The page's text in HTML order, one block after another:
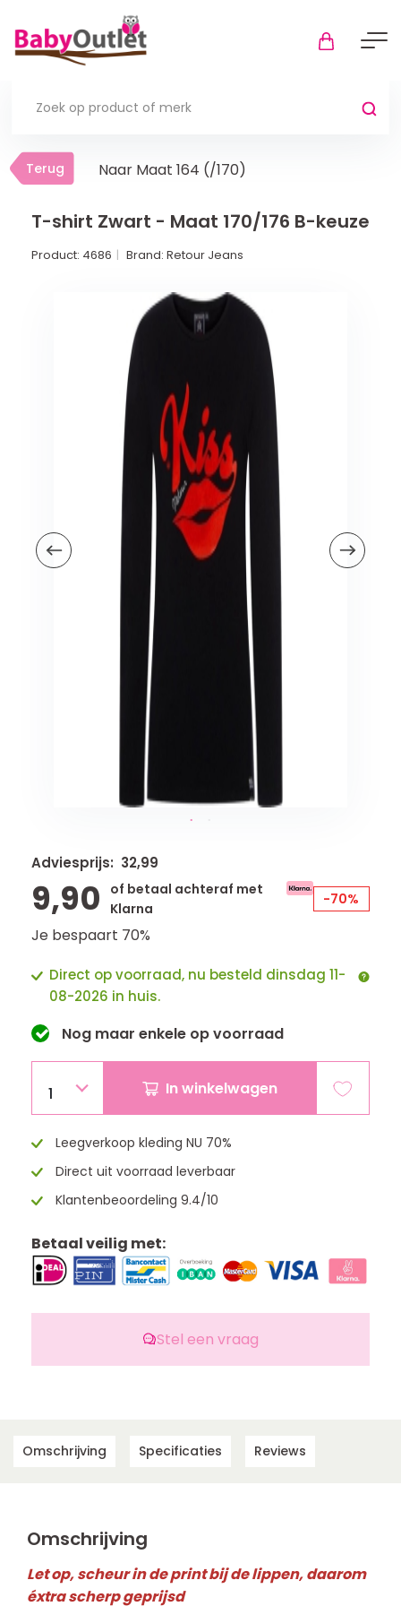
Terug
Thuis
In de box
Boxmatrassen en hoeslakens
Veiligheid in en om huis
Veiligheid in huis
Veiligheid buiten de deur
Meer
Schommelstoelen en wipstoeltjes
Terug Naar Maat 164 (/170)
T-shirt Zwart - Maat 170/176 B-keuze
Product: 4686 Brand: Retour Jeans
Adviesprijs: 32,99
9,90
of betaal achteraf met
Klarna
-70%
Je bespaart 70%
Direct op voorraad, nu besteld dinsdag 11-
08-2026 in huis.
Nog maar enkele op voorraad
1 In winkelwagen
Leegverkoop kleding NU 70%
Direct uit voorraad leverbaar
Klantenbeoordeling 9.4/10
Betaal veilig met:
Stel een vraag
Omschrijving Specificaties Reviews
Omschrijving
Let op, scheur in de print bij de lippen, daarom
éxtra scherp geprijsd